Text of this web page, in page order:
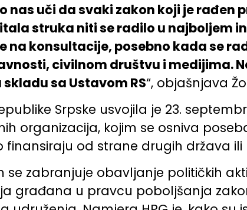
nas uči da svaki zakon koji je rađen
struka niti se radilo u najboljem
na konsultacije, posebno kada se
civilnom društvu i medijima.
skladu sa Ustavom RS“, objašnjava
Srpske usvojila je 23.
organizacija, kojim se osniva
finansiraju od strane drugih država
se zabranjuje obavljanje političkih
građana u pravcu poboljšanja